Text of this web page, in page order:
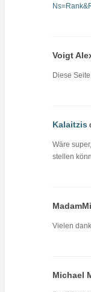
Voigt
Diese
Kalaitzis
Wäre
stellen
Vielen
Michael